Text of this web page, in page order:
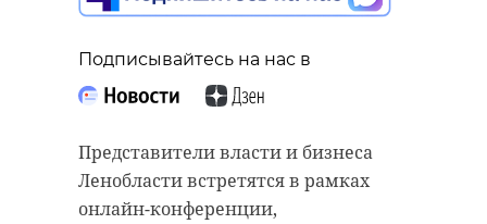
Подписывайтесь на нас в
Представители власти и бизнеса
Ленобласти встретятся в рамках
онлайн-конференции,
В Гатчинском районе
добровольцы
реставрируют
“особняк с
века
18 августа 2020, 16:53
Сосновоборец
разгадал тайну
могилы на
старинном кладбище
об истории города
11 февраля 2020, 14:59